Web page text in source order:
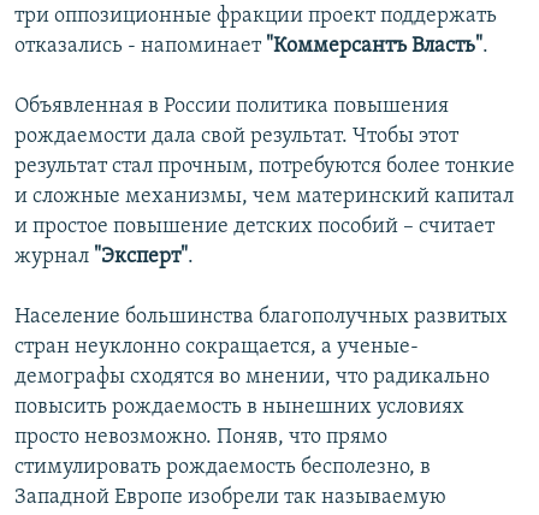
три оппозиционные фракции проект поддержать
отказались - напоминает "Коммерсантъ Власть".
Объявленная в России политика повышения
рождаемости дала свой результат. Чтобы этот
результат стал прочным, потребуются более тонкие
и сложные механизмы, чем материнский капитал
и простое повышение детских пособий – считает
журнал "Эксперт".
Население большинства благополучных развитых
стран неуклонно сокращается, а ученые-
демографы сходятся во мнении, что радикально
повысить рождаемость в нынешних условиях
просто невозможно. Поняв, что прямо
стимулировать рождаемость бесполезно, в
Западной Европе изобрели так называемую